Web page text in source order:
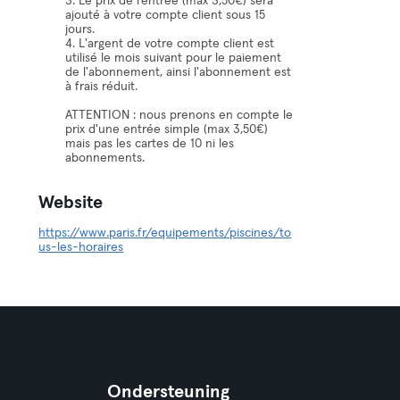
ajouté à votre compte client sous 15
jours.
4. L'argent de votre compte client est
utilisé le mois suivant pour le paiement
de l'abonnement, ainsi l'abonnement est
à frais réduit.
ATTENTION : nous prenons en compte le
prix d'une entrée simple (max 3,50€)
mais pas les cartes de 10 ni les
abonnements.
Website
https://www.paris.fr/equipements/piscines/to
us-les-horaires
Ondersteuning